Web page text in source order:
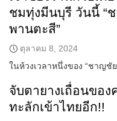
ชมทุ่งมีนบุรี วันนี้ “
พานตะสี”
ตุลาคม 8, 2024
ในห้วงเวลาหนึ่งของ “ชาญชั
จับตายางเถื่อนของ
ทะลักเข้าไทยอีก!!